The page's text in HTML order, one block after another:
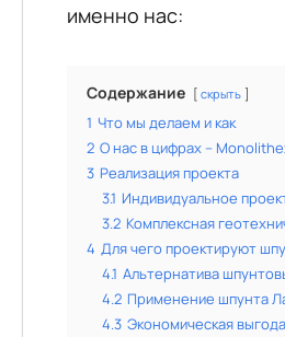
именно нас:
Содержание скрыть
1 Что мы делаем и как
2 О нас в цифрах –
3 Реализация проекта
3.1 Индивидуальное
3.2 Комплексная
4 Для чего проектируют
4.1 Альтернатива
4.2 Применение шпунта
4.3 Экономическая выгода